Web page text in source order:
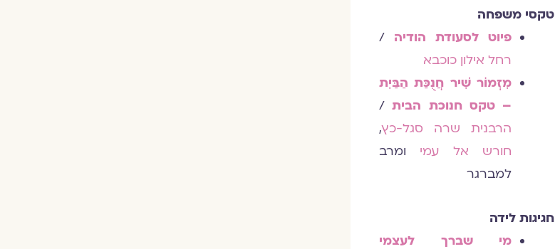
טקסי משפחה
פיוט לסעודת הודיה /
רחל אילון כוכבא
מִזְמוֹר שִׁיר חֲנֻכַּת הַבַּיִת
– טקס חנוכת הבית/
הרבנית שרה סגל-כץ,
חורש אל עמי ומרב
למברגר
חגיגות לידה
מי שברך לעצמי